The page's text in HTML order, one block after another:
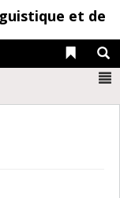
et de
Liens